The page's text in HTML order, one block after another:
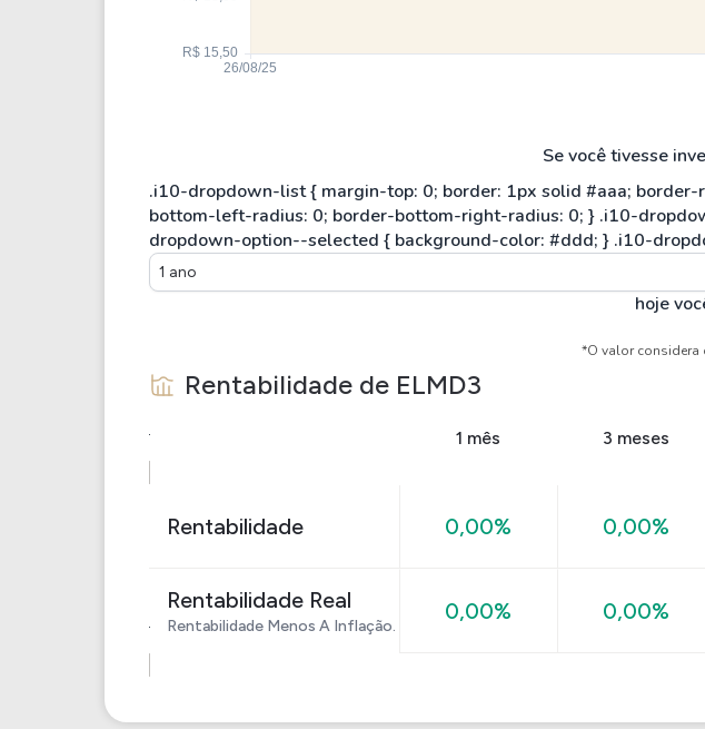
Se você tivesse
1 ano
hoje
*O valor considera
Rentabilidade de ELMD3
1 mês 3 meses
Rentabilidade 0,00% 0,00%
Rentabilidade Real
Rentabilidade Menos A Inflação.
0,00% 0,00%